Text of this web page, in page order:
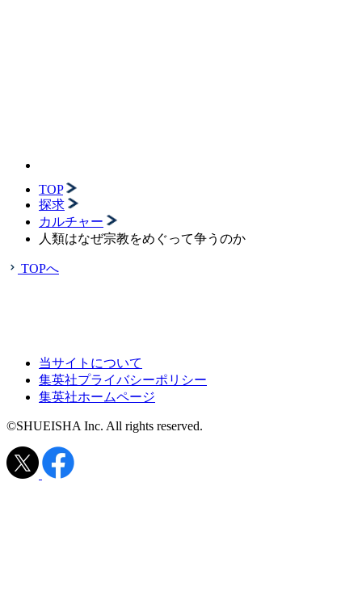
TOP
探求
カルチャー
人類はなぜ宗教をめぐって争うのか
TOPへ
当サイトについて
集英社プライバシーポリシー
集英社ホームページ
©SHUEISHA Inc. All rights reserved.